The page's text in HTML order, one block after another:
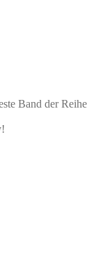
Band der